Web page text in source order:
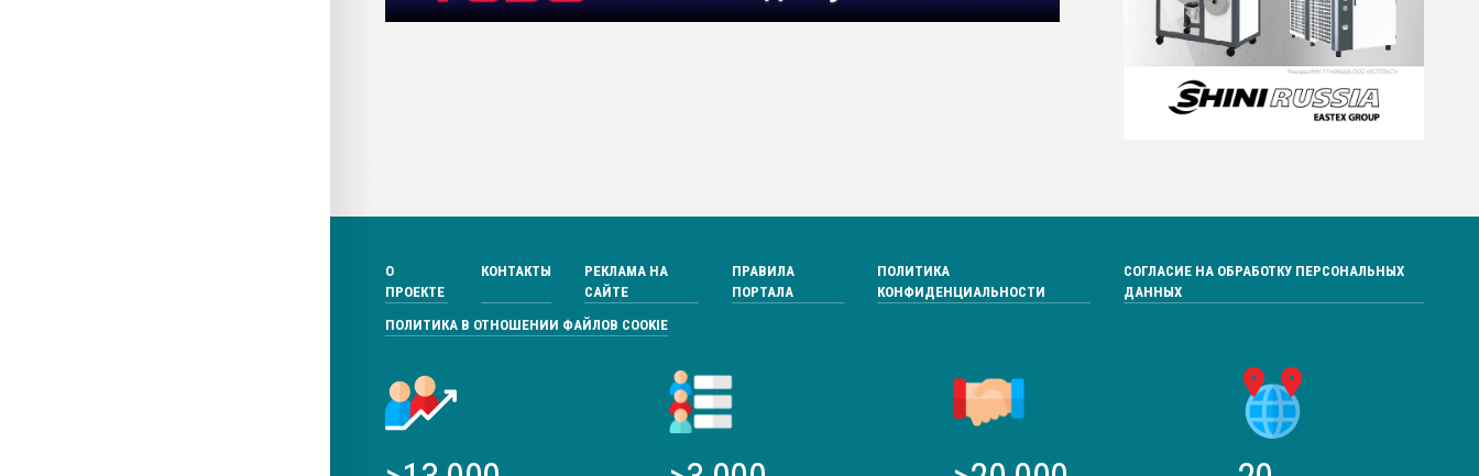
О
ПРОЕКТЕ
КОНТАКТЫ
РЕКЛАМА НА
САЙТЕ
ПРАВИЛА
ПОРТАЛА
ПОЛИТИКА
КОНФИДЕНЦИАЛЬНОСТИ
СОГЛАСИЕ НА ОБРАБОТКУ ПЕРСОНАЛЬНЫХ
ДАННЫХ
ПОЛИТИКА В ОТНОШЕНИИ ФАЙЛОВ COOKIE